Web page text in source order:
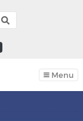
Menu